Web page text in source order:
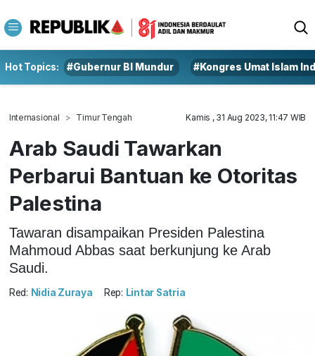
Hot Topics: #Gubernur BI Mundur #Kongres Umat Islam
Internasional Timur Tengah Kamis , 31 Aug 2023, 11:47 WIB
Arab Saudi Tawarkan
Perbarui Bantuan ke Otoritas
Palestina
Tawaran disampaikan Presiden Palestina
Mahmoud Abbas saat berkunjung ke Arab
Saudi.
Red: Nidia Zuraya Rep: Lintar Satria